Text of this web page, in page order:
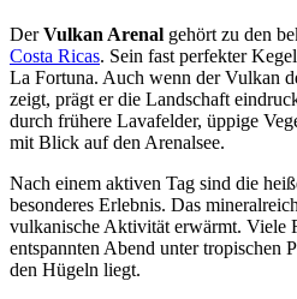
DerVulkan Arenal gehört zu den
Costa Ricas. Sein fast perfekter
La Fortuna. Auch wenn der Vulkan
zeigt, prägt er die Landschaft
durch frühere Lavafelder, üppige
mit Blick auf den Arenalsee.
Nach einem aktiven Tag sind die
besonderes Erlebnis. Das
vulkanische Aktivität erwärmt. Viele
entspannten Abend unter tropischen
den Hügeln liegt.